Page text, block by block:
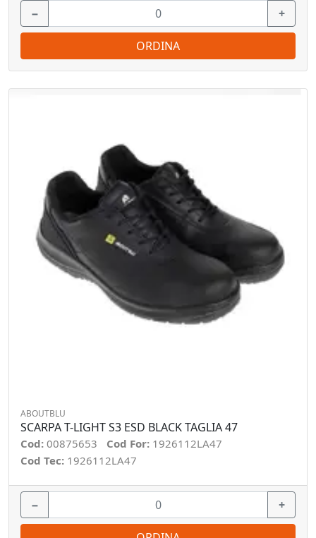
− +
ORDINA
ABOUTBLU
SCARPA T-LIGHT S3 ESD BLACK TAGLIA 47
Cod: 00875653 Cod For: 1926112LA47
Cod Tec: 1926112LA47
− +